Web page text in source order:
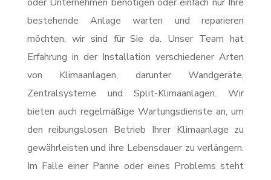
bestehende Anlage warten und reparieren
möchten, wir sind für Sie da. Unser Team hat
Erfahrung in der Installation verschiedener Arten
von Klimaanlagen, darunter Wandgeräte,
Zentralsysteme und Split-Klimaanlagen. Wir
bieten auch regelmäßige Wartungsdienste an, um
den reibungslosen Betrieb Ihrer Klimaanlage zu
gewährleisten und ihre Lebensdauer zu verlängern.
Im Falle einer Panne oder eines Problems steht